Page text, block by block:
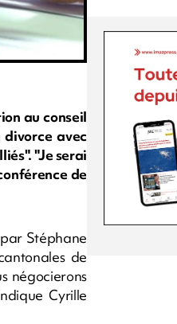
au conseil
avec
"Je serai
de
Stéphane
de
négocierons
Cyrille